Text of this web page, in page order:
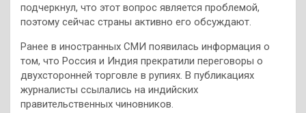
подчеркнул, что этот вопрос является проблемой,
поэтому сейчас страны активно его обсуждают.
Ранее в иностранных СМИ появилась информация о
том, что Россия и Индия прекратили переговоры о
двухсторонней торговле в рупиях. В публикациях
журналисты ссылались на индийских
правительственных чиновников.